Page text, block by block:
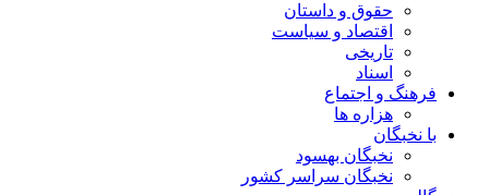
حقوق و داستان
اقتصاد و سیاست
تاریخی
اسناد
فرهنگ و اجتماع
هزاره ها
با نخبگان
نخبگان بهسود
نخبگان سراسر کشور